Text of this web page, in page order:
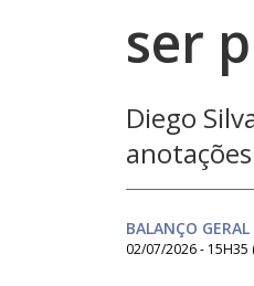
ser
Diego
BALANÇO GERAL
02/07/2026 - 15H35